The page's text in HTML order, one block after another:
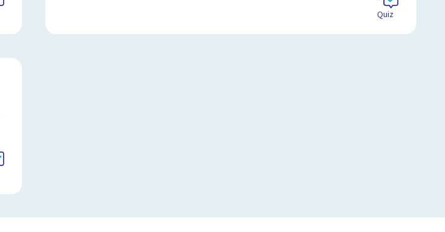
Quiz